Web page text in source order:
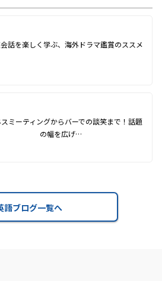
話を楽しく学ぶ、海外ドラマ鑑賞のススメ
スミーティングからバーでの談笑まで！話題
の幅を広げ…
語ブログ一覧へ